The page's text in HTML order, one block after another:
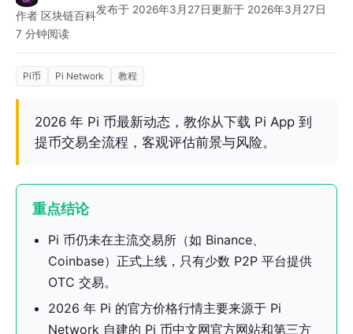
作者 区块链百科发布于 2026年3月27日更新于 2026年3月27日
7 分钟阅读
Pi币 Pi Network 教程
2026 年 Pi 币最新动态，教你从下载 Pi App 到
提币交易全流程，客观评估前景与风险。
重点结论
Pi 币仍未在主流交易所（如 Binance、
Coinbase）正式上线，只有少数 P2P 平台提供
OTC 交易。
2026 年 Pi 的官方价格行情主要来源于 Pi
Network 自建的 Pi 币中文网官方网站和第三方